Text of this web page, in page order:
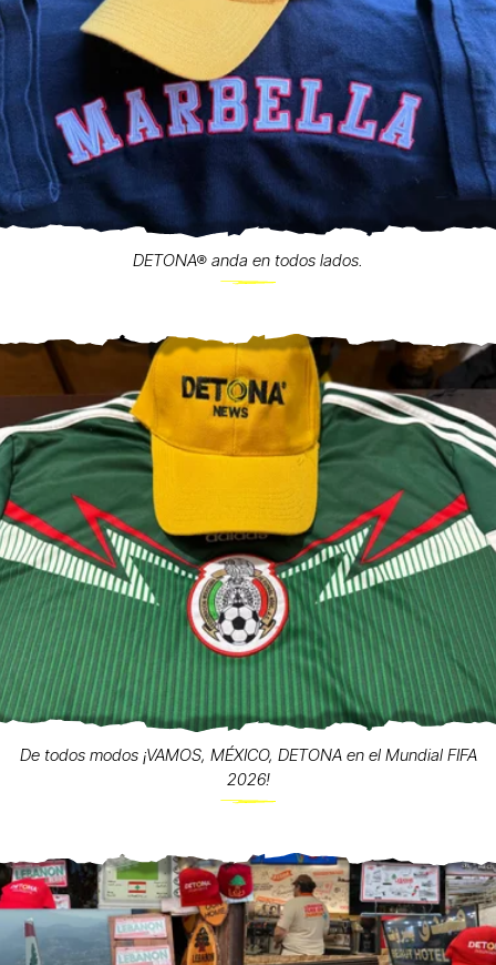
DETONA® anda en todos lados.
De todos modos ¡VAMOS, MÉXICO, DETONA en el Mundial FIFA
2026!